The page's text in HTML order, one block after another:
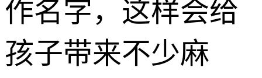
作名字，这样会给
孩子带来不少麻